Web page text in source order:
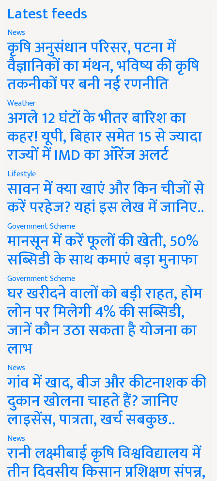
Latest feeds
News
कृषि अनुसंधान परिसर, पटना में
वैज्ञानिकों का मंथन, भविष्य की कृषि
तकनीकों पर बनी नई रणनीति
Weather
अगले 12 घंटों के भीतर बारिश का
कहर! यूपी, बिहार समेत 15 से ज्यादा
राज्यों में IMD का ऑरेंज अलर्ट
Lifestyle
सावन में क्या खाएं और किन चीजों से
करें परहेज? यहां इस लेख में जानिए..
Government Scheme
मानसून में करें फूलों की खेती, 50%
सब्सिडी के साथ कमाएं बड़ा मुनाफा
Government Scheme
घर खरीदने वालों को बड़ी राहत, होम
लोन पर मिलेगी 4% की सब्सिडी,
जानें कौन उठा सकता है योजना का
लाभ
News
गांव में खाद, बीज और कीटनाशक की
दुकान खोलना चाहते हैं? जानिए
लाइसेंस, पात्रता, खर्च सबकुछ..
News
रानी लक्ष्मीबाई कृषि विश्वविद्यालय में
तीन दिवसीय किसान प्रशिक्षण संपन्न,